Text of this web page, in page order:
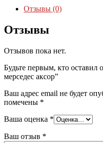
Отзывы (0)
Отзывы
Отзывов пока нет.
Будьте первым, кто оставил
мерседес аксор”
Ваш адрес email не будет
помечены *
Ваша оценка *
Ваш отзыв *